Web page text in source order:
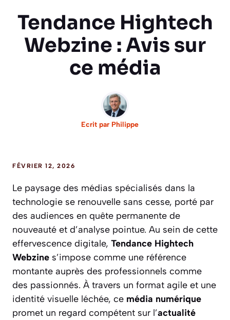
Tendance Hightech
Webzine : Avis sur
ce média
Ecrit par Philippe
FÉVRIER 12, 2026
Le paysage des médias spécialisés dans la
technologie se renouvelle sans cesse, porté par
des audiences en quête permanente de
nouveauté et d’analyse pointue. Au sein de cette
effervescence digitale, Tendance Hightech
Webzine s’impose comme une référence
montante auprès des professionnels comme
des passionnés. À travers un format agile et une
identité visuelle léchée, ce média numérique
promet un regard compétent sur l’actualité